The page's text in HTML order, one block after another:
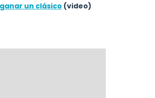
un clásico (video)